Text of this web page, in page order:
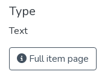
Type
Text
Full item page